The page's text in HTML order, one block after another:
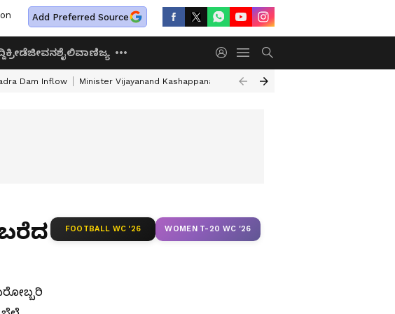
Add Preferred Source
ಕ್ರೀಡೆಜೀವನಶೈಲಿವಾಣಿಜ್ಯ
Dam Inflow Minister Vijayanand Kashappanavar Karnataka Drought Assessment
FOOTBALL WC '26 WOMEN T-20 WC '26